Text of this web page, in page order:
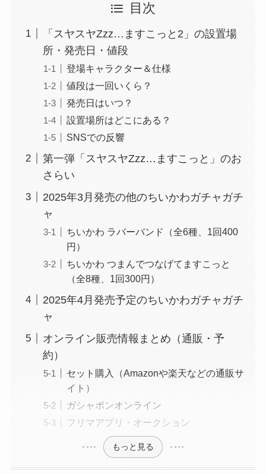
目次
「スヤスヤZzz…ますこっと2」の設置場
所・発売日・値段
登場キャラクター＆仕様
値段は一回いくら？
発売日はいつ？
設置場所はどこにある？
SNSでの反響
第一弾「スヤスヤZzz…ますこっと」のお
さらい
2025年3月発売の他のちいかわガチャガチ
ャ
ちいかわ ラバーバンド（全6種、1回400
円）
ちいかわ つまんでつなげてますこっと
（全8種、1回300円）
2025年4月発売予定のちいかわガチャガチ
ャ
オンライン販売情報まとめ（通販・予
約）
セット購入（Amazonや楽天などの通販サ
イト）
ガシャポンオンライン
フリマアプリ・オークション
もっと見る